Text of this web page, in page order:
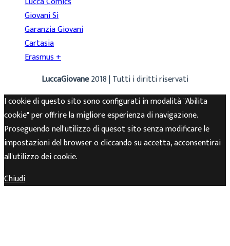
Giovani Sì
Garanzia Giovani
Cartasia
Erasmus +
LuccaGiovane2018 | Tutti i diritti riservati
I cookie di questo sito sono configurati in modalità "Abilita
cookie" per offrire la migliore esperienza di navigazione.
Proseguendo nell'utilizzo di quesot sito senza modificare le
impostazioni del browser o cliccando su accetta, acconsentirai
all'utilizzo dei cookie.
Chiudi